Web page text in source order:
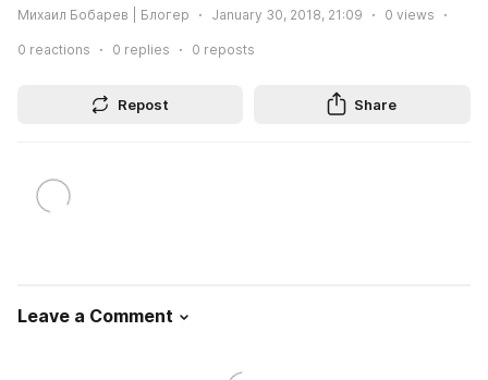
Михаил Бобарев | Блогер January 30, 2018, 21:09 0 views
0 reactions 0 replies 0 reposts
Repost Share
Leave a Comment